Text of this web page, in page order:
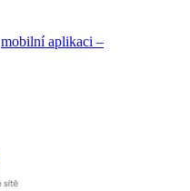
mobilní aplikaci –